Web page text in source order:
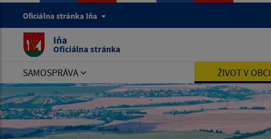
Oficiálna stránka Iňa
Iňa
Oficiálna stránka
SAMOSPRÁVA ŽIVOT V OBCI